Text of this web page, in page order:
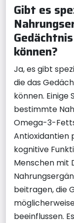
Gibt es
können?
Ja, es gibt
die das
können. Einige
bestimmte
Omega-3-
Antioxidantien
kognitive
Menschen mit
beitragen, die
beeinflussen.